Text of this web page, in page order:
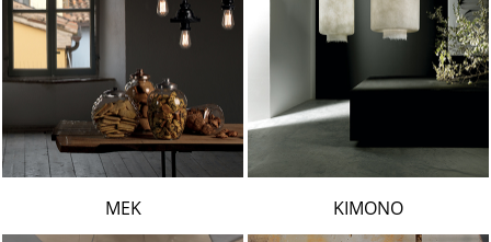
VIABIZZUNO
KIMONO
MEK